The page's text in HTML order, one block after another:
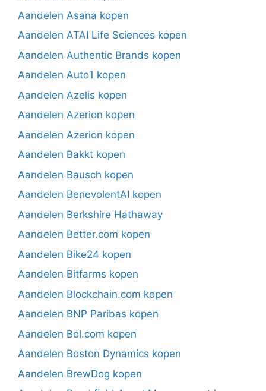
Aandelen Asana kopen
Aandelen ATAI Life Sciences kopen
Aandelen Authentic Brands kopen
Aandelen Auto1 kopen
Aandelen Azelis kopen
Aandelen Azerion kopen
Aandelen Azerion kopen
Aandelen Bakkt kopen
Aandelen Bausch kopen
Aandelen BenevolentAI kopen
Aandelen Berkshire Hathaway
Aandelen Better.com kopen
Aandelen Bike24 kopen
Aandelen Bitfarms kopen
Aandelen Blockchain.com kopen
Aandelen BNP Paribas kopen
Aandelen Bol.com kopen
Aandelen Boston Dynamics kopen
Aandelen BrewDog kopen